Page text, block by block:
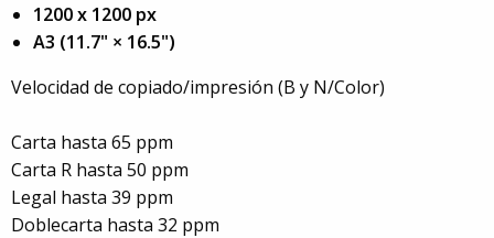
1200 x 1200 px
A3 (11.7" × 16.5")
Velocidad de copiado/impresión (B y N/Color)
Carta hasta 65 ppm
Carta R hasta 50 ppm
Legal hasta 39 ppm
Doblecarta hasta 32 ppm